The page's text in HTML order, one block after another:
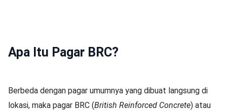
Apa Itu Pagar BRC?
Berbeda dengan pagar umumnya yang dibuat langsung di
lokasi, maka pagar BRC (British Reinforced Concrete) atau